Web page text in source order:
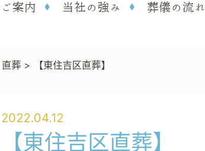
案内 当社の強み 葬儀の流れ
直葬 > 【東住吉区直葬】
2022.04.12
【東住吉区直葬】